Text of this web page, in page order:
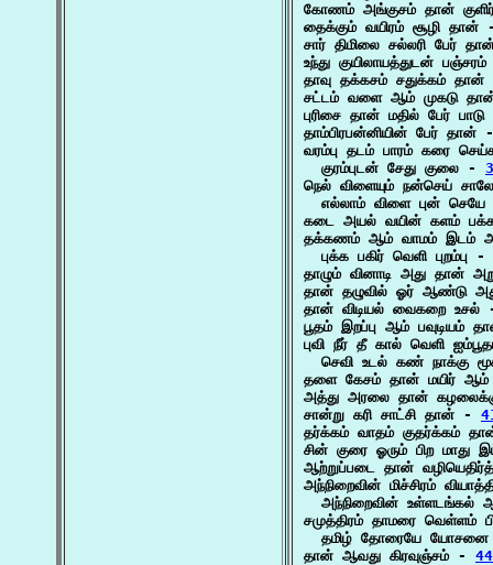
கோணம் அங்குசம் தான்
தைக்கும் வயிரம் சூழி
சார் திமிலை சல்லரி பேர்
உந்து குயிலாயத்துடன்
தாவு தக்கசம் சதுக்கம்
சட்டம் வளை ஆம் முகடு
புரிசை தான் மதில் பேர்
தாம்பிரபன்னியின் பேர்
வரம்பு தடம் பாரம் கரை
  குரம்புடன் சேது குலை -
நெல் விளையும் நன்செய்
எல்லாம் விளை புன்
கடை அயல் வயின் களம்
தக்கணம் ஆம் வாமம் இடம்
  புக்க பகிர் வெளி புறம்பு -
தாழும் வினாடி அது தான்
தான் தழுவில் ஓர் ஆண்டு
தான் விடியல் வைகறை
பூதம் இறப்பு ஆம் பவுடியம்
புவி நீர் தீ கால் வெளி
செவி உடல் கண் நாக்கு
தளை கேசம் தான் மயிர் ஆம்
அத்து அரலை தான்
சான்று கரி சாட்சி தான் -
தர்க்கம் வாதம் குதர்க்கம்
சின் குரை ஓரும் பிற
ஆற்றுப்படை தான்
அந்நிறைவின் மிச்சிரம்
அந்நிறைவின் உள்ளடங்கல்
சமுத்திரம் தாமரை வெள்ளம்
தமிழ் தோரையே
தான் ஆவது கிரவுஞ்சம் -